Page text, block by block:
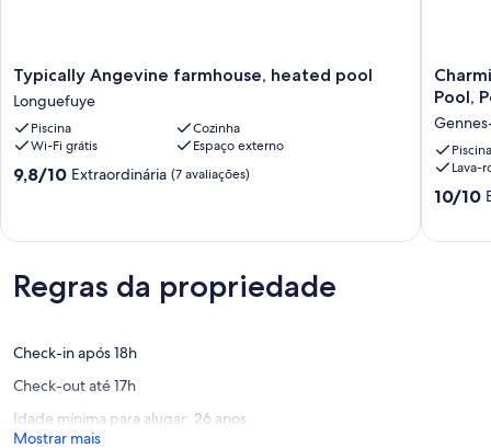
Typically
Angevine
farmhouse,
heated
pool
Longuefuye
Typically Angevine farmhouse, heated pool
Longuefuye
Piscina
Cozinha
Wi-Fi grátis
Espaço externo
9.8
avaliações)
9,8/10 Extraordinária (7 avaliações)
Country
Retreat:
Sleeps
11,
Indoor
Pool,
Pet-
Pool,
Piscina
Lava-
10.0
10/10
Regras da propriedade
Check-in após 18h
Check-out até 17h
Idade mínima para alugar: 26 anos
Mostrar mais